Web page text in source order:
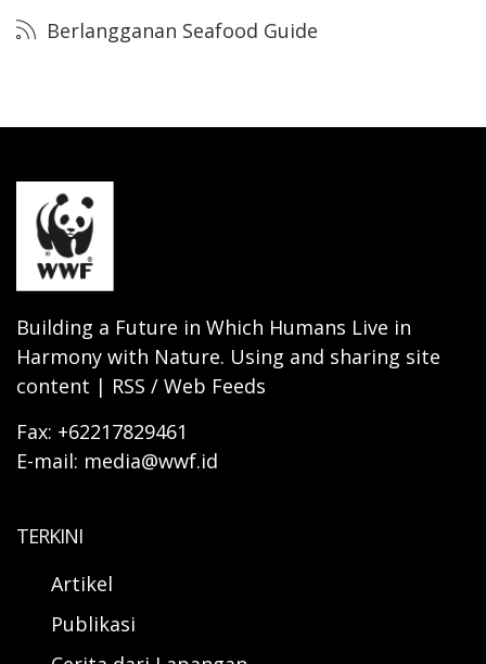
Berlangganan Seafood Guide
Building a Future in Which Humans Live in
Harmony with Nature. Using and sharing site
content | RSS / Web Feeds
Fax: +62217829461
E-mail: media@wwf.id
TERKINI
Artikel
Publikasi